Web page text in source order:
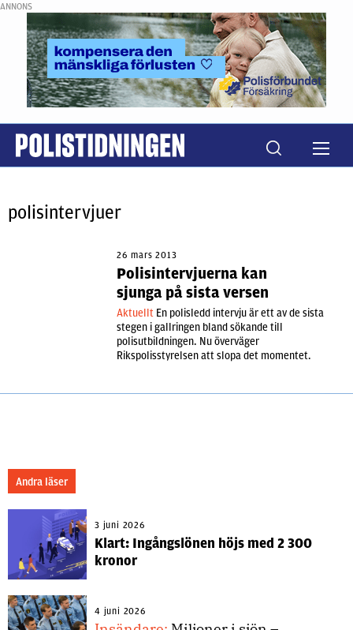
ANNONS
polisintervjuer
26 mars 2013
Polisintervjuerna kan
sjunga på sista versen
Aktuellt En polisledd intervju är ett av de sista
stegen i gallringen bland sökande till
polisutbildningen. Nu överväger
Rikspolisstyrelsen att slopa det momentet.
Andra läser
3 juni 2026
Klart: Ingångslönen höjs med 2 300
kronor
4 juni 2026